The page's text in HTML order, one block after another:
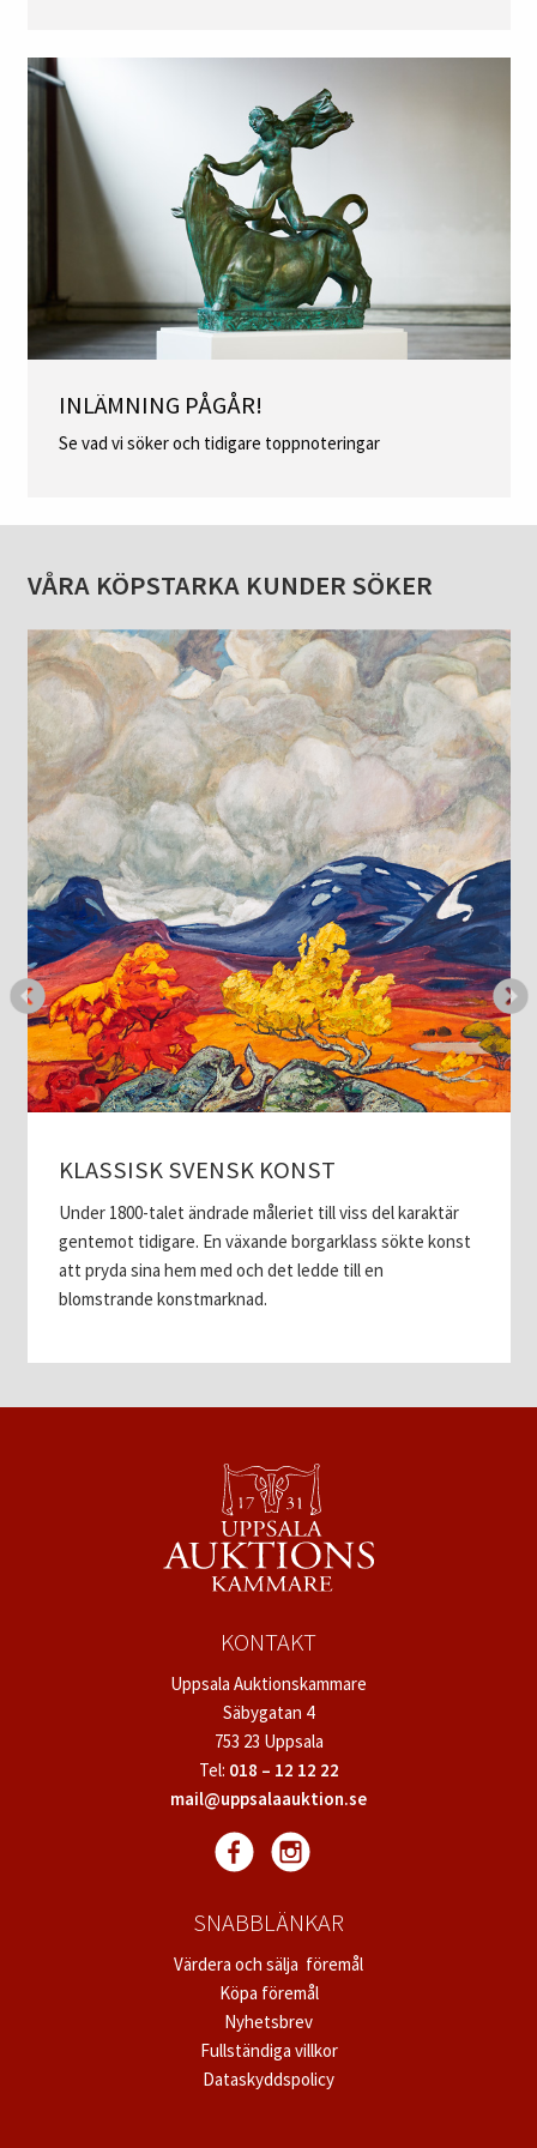
INLÄMNING PÅGÅR!
Se vad vi söker och tidigare toppnoteringar
VÅRA KÖPSTARKA KUNDER SÖKER
KLASSISK SVENSK KONST
Under 1800-talet ändrade måleriet till viss del karaktär
gentemot tidigare. En växande borgarklass sökte konst
att pryda sina hem med och det ledde till en
blomstrande konstmarknad.
KONTAKT
Uppsala Auktionskammare
Säbygatan 4
753 23 Uppsala
Tel: 018 – 12 12 22
mail@uppsalaauktion.se
SNABBLÄNKAR
Värdera och sälja föremål
Köpa föremål
Nyhetsbrev
Fullständiga villkor
Dataskyddspolicy